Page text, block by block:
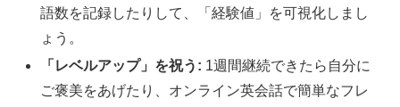
語数を記録したりして、「経験値」を可視化しまし
ょう。
「レベルアップ」を祝う: 1週間継続できたら自分に
ご褒美をあげたり、オンライン英会話で簡単なフレ